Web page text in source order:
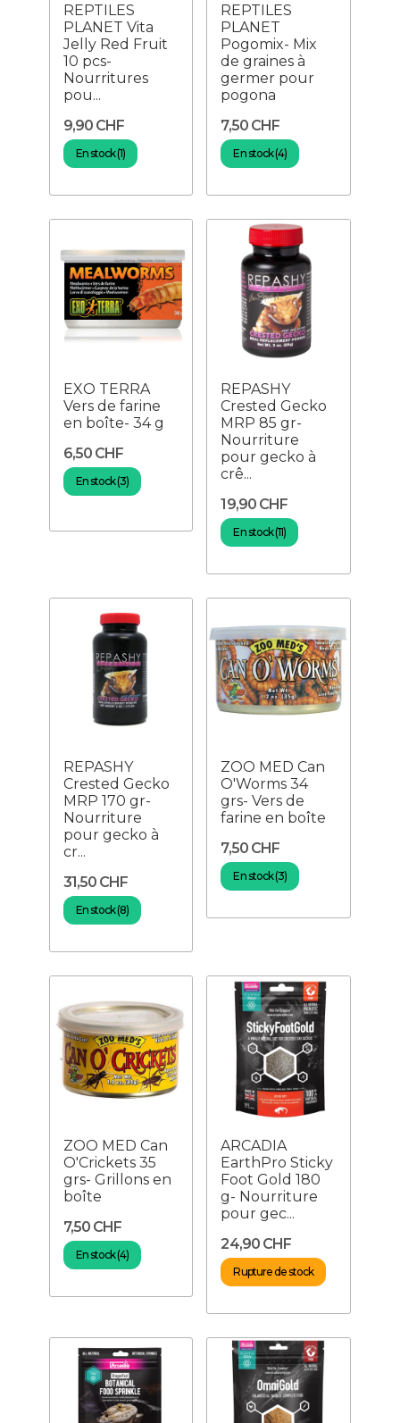
REPTILES
PLANET Vita
Jelly Red Fruit
10 pcs-
Nourritures
pou...
9,90 CHF
En stock (1)
REPTILES
PLANET
Pogomix- Mix
de graines à
germer pour
pogona
7,50 CHF
En stock (4)
EXO TERRA
Vers de farine
en boîte- 34 g
6,50 CHF
En stock (3)
REPASHY
Crested Gecko
MRP 85 gr-
Nourriture
pour gecko à
crê...
19,90 CHF
En stock (11)
REPASHY
Crested Gecko
MRP 170 gr-
Nourriture
pour gecko à
cr...
31,50 CHF
En stock (8)
ZOO MED Can
O'Worms 34
grs- Vers de
farine en boîte
7,50 CHF
En stock (3)
ZOO MED Can
O'Crickets 35
grs- Grillons en
boîte
7,50 CHF
En stock (4)
ARCADIA
EarthPro Sticky
Foot Gold 180
g- Nourriture
pour gec...
24,90 CHF
Rupture de stock